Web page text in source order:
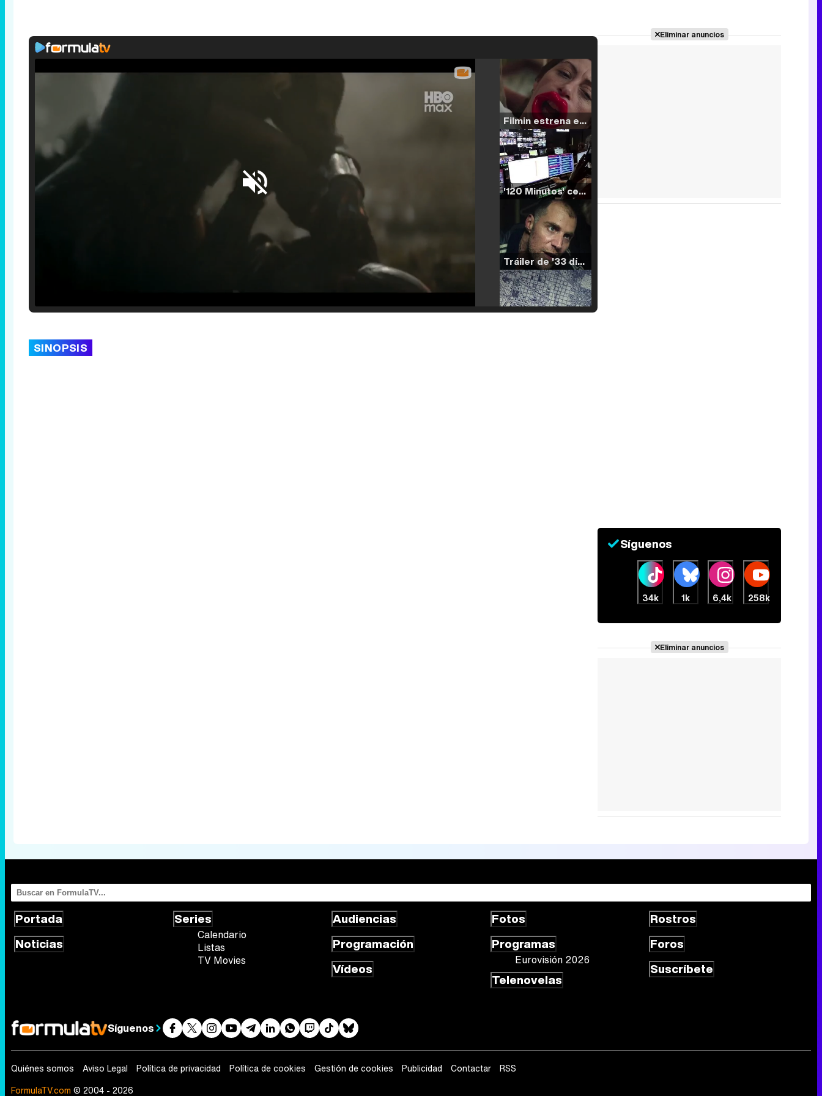
Filmin estrena el tráiler de 'Millennial Mal', su nueva comedia universitaria de la mano de Lorena Iglesias
'120 Minutos' celebra sus 2.000 programas en Telemadrid con un vídeo del día a día en la redacción
Tráiler de '33 días', la nueva serie de Atresplayer con Julián Villagrán y José Manuel Poga
SINOPSIS
Eliminar anuncios
Síguenos
34k 1k 6,4k 258k
Eliminar anuncios
Portada
Noticias
Series
Calendario
Listas
TV Movies
Audiencias
Programación
Vídeos
Fotos
Programas
Eurovisión 2026
Telenovelas
Rostros
Foros
Suscríbete
Síguenos
Quiénes somos Aviso Legal Política de privacidad Política de cookies Gestión de cookies Publicidad Contactar
RSS
FormulaTV.com © 2004 - 2026